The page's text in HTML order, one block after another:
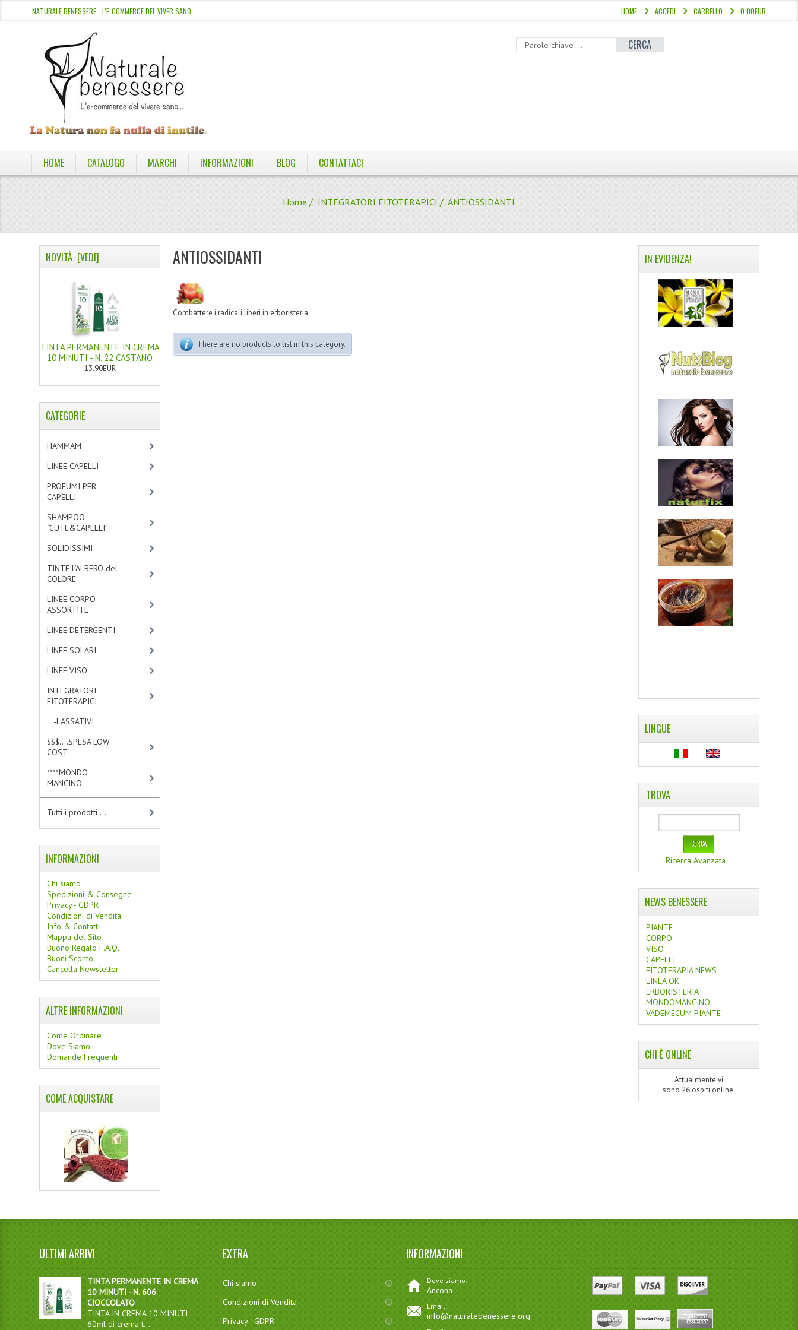
NATURALE BENESSERE - L'E-COMMERCE DEL VIVER SANO… 0.00EUR
CARRELLO
ACCEDI
HOME
CERCA
HOME CATALOGO MARCHI INFORMAZIONI BLOG CONTATTACI
Home / INTEGRATORI FITOTERAPICI / ANTIOSSIDANTI
ANTIOSSIDANTI
Combattere i radicali liberi in erboristeria
There are no products to list in this category.
NOVITÀ [VEDI]
TINTA PERMANENTE IN CREMA
10 MINUTI - N. 22 CASTANO
13.90EUR
CATEGORIE
HAMMAM
LINEE CAPELLI
PROFUMI PER
CAPELLI
SHAMPOO
“CUTE&CAPELLI”
SOLIDISSIMI
TINTE L’ALBERO del
COLORE
LINEE CORPO
ASSORTITE
LINEE DETERGENTI
LINEE SOLARI
LINEE VISO
INTEGRATORI
FITOTERAPICI
-LASSATIVI
$$$....SPESA LOW
COST
****MONDO
MANCINO
Tutti i prodotti ...
INFORMAZIONI
Chi siamo
Spedizioni & Consegne
Privacy - GDPR
Condizioni di Vendita
Info & Contatti
Mappa del Sito
Buono Regalo F.A.Q.
Buoni Sconto
Cancella Newsletter
ALTRE INFORMAZIONI
Come Ordinare
Dove Siamo
Domande Frequenti
COME ACQUISTARE
IN EVIDENZA!
LINGUE
TROVA
Ricerca Avanzata
NEWS BENESSERE
PIANTE
CORPO
VISO
CAPELLI
FITOTERAPIA NEWS
LINEA OK
ERBORISTERIA
MONDOMANCINO
VADEMECUM PIANTE
CHI È ONLINE
Attualmente vi
sono 26 ospiti online.
ULTIMI ARRIVI
TINTA PERMANENTE IN CREMA
10 MINUTI - N. 606
CIOCCOLATO
TINTA IN CREMA 10 MINUTI
60ml di crema t...
EXTRA
Chi siamo
Condizioni di Vendita
Privacy - GDPR
INFORMAZIONI
Dove siamo:
Ancona
Email:
info@naturalebenessere.org